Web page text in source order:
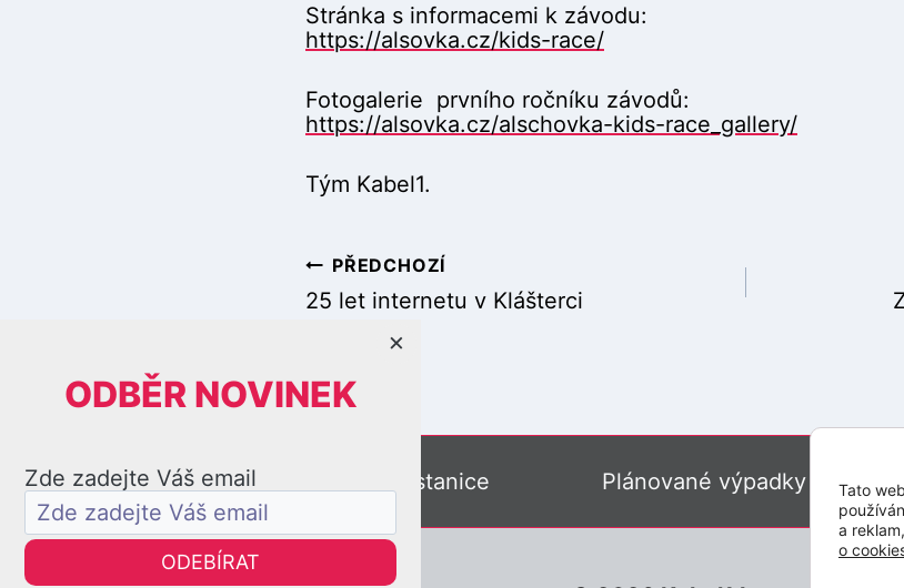
Stránka s informacemi k závodu:
https://alsovka.cz/kids-race/
Fotogalerie prvního ročníku závodů:
https://alsovka.cz/alschovka-kids-race_gallery/
Tým Kabel1.
N
a
v
PŘEDCHOZÍ
25 let internetu v Klášterci
Online kamery Meteostanice Plánované výpadky
ODBĚR NOVINEK
Zde zadejte Váš email
×
Tato
a
o